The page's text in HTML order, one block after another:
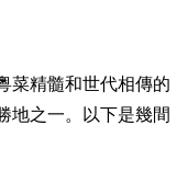
菜精髓和世代相傳的
地之一。以下是幾間